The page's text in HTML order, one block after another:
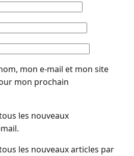
mon e-mail et mon site
mon prochain
les nouveaux
les nouveaux articles par